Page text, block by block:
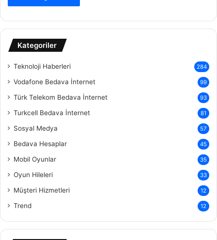
Kategoriler
Teknoloji Haberleri 284
Vodafone Bedava İnternet 99
Türk Telekom Bedava İnternet 93
Turkcell Bedava İnternet 81
Sosyal Medya 57
Bedava Hesaplar 45
Mobil Oyunlar 35
Oyun Hileleri 33
Müşteri Hizmetleri 12
Trend 12